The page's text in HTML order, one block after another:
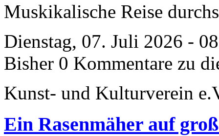
Muskikalische Reise
Dienstag, 07. Juli 2026 -
Bisher 0 Kommentare zu
Kunst- und Kulturverein
Ein Rasenmäher auf